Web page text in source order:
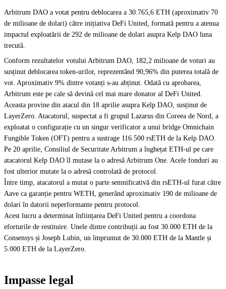
Arbitrum DAO a votat pentru deblocarea a 30.765,6 ETH (aproximativ 70
de milioane de dolari) către inițiativa DeFi United, formată pentru a atenua
impactul exploatării de 292 de milioane de dolari asupra Kelp DAO luna
trecută.
Conform rezultatelor votului Arbitrum DAO, 182,2 milioane de voturi au
susținut deblocarea token-urilor, reprezentând 90,96% din puterea totală de
vot. Aproximativ 9% dintre votanți s-au abținut. Odată cu aprobarea,
Arbitrum este pe cale să devină cel mai mare donator al DeFi United.
Aceasta provine din atacul din 18 aprilie asupra Kelp DAO, susținut de
LayerZero. Atacatorul, suspectat a fi grupul Lazarus din Coreea de Nord, a
exploatat o configurație cu un singur verificator a unui bridge Omnichain
Fungible Token (OFT) pentru a sustrage 116.500 rsETH de la Kelp DAO.
Pe 20 aprilie, Consiliul de Securitate Arbitrum a înghețat ETH-ul pe care
atacatorul Kelp DAO îl mutase la o adresă Arbitrum One. Acele fonduri au
fost ulterior mutate la o adresă controlată de protocol.
Între timp, atacatorul a mutat o parte semnificativă din rsETH-ul furat către
Aave ca garanție pentru WETH, generând aproximativ 190 de milioane de
dolari în datorii neperformante pentru protocol.
Acest lucru a determinat înființarea DeFi United pentru a coordona
eforturile de restituire. Unele dintre contribuții au fost 30.000 ETH de la
Consensys și Joseph Lubin, un împrumut de 30.000 ETH de la Mantle și
5.000 ETH de la LayerZero.
Impasse legal